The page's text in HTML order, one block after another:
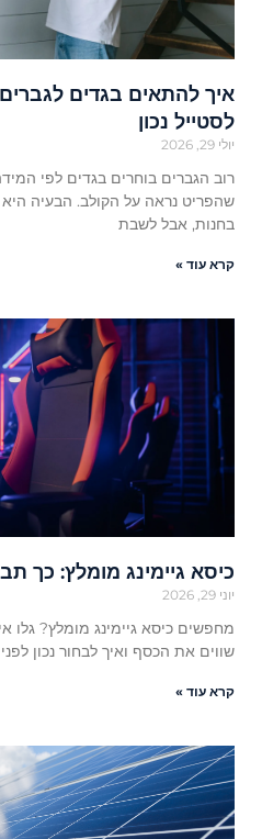
איך להתאים בגדים
לסטייל נכון
יולי 29, 2026
רוב הגברים בוחרים בגדים לפי
שהפריט נראה על הקולב. הבעיה היא
בחנות, אבל לשבת
קרא עוד »
כיסא גיימינג מומלץ: כך
יוני 29, 2026
מחפשים כיסא גיימינג מומלץ? גלו
שווים את הכסף ואיך לבחור נכון לפני
קרא עוד »